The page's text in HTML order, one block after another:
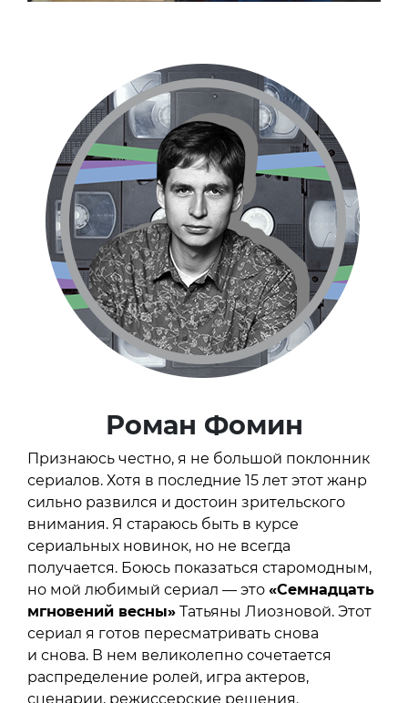
Роман Фомин
Признаюсь честно, я не большой поклонник
сериалов. Хотя в последние 15 лет этот жанр
сильно развился и достоин зрительского
внимания. Я стараюсь быть в курсе
сериальных новинок, но не всегда
получается. Боюсь показаться старомодным,
но мой любимый сериал — это «Семнадцать
мгновений весны» Татьяны Лиозновой. Этот
сериал я готов пересматривать снова
и снова. В нем великолепно сочетается
распределение ролей, игра актеров,
сценарии, режиссерские решения.